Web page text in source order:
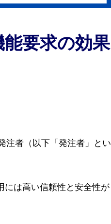
能要求の効果
注者（以下「発注者」とい
には高い信頼性と安全性が